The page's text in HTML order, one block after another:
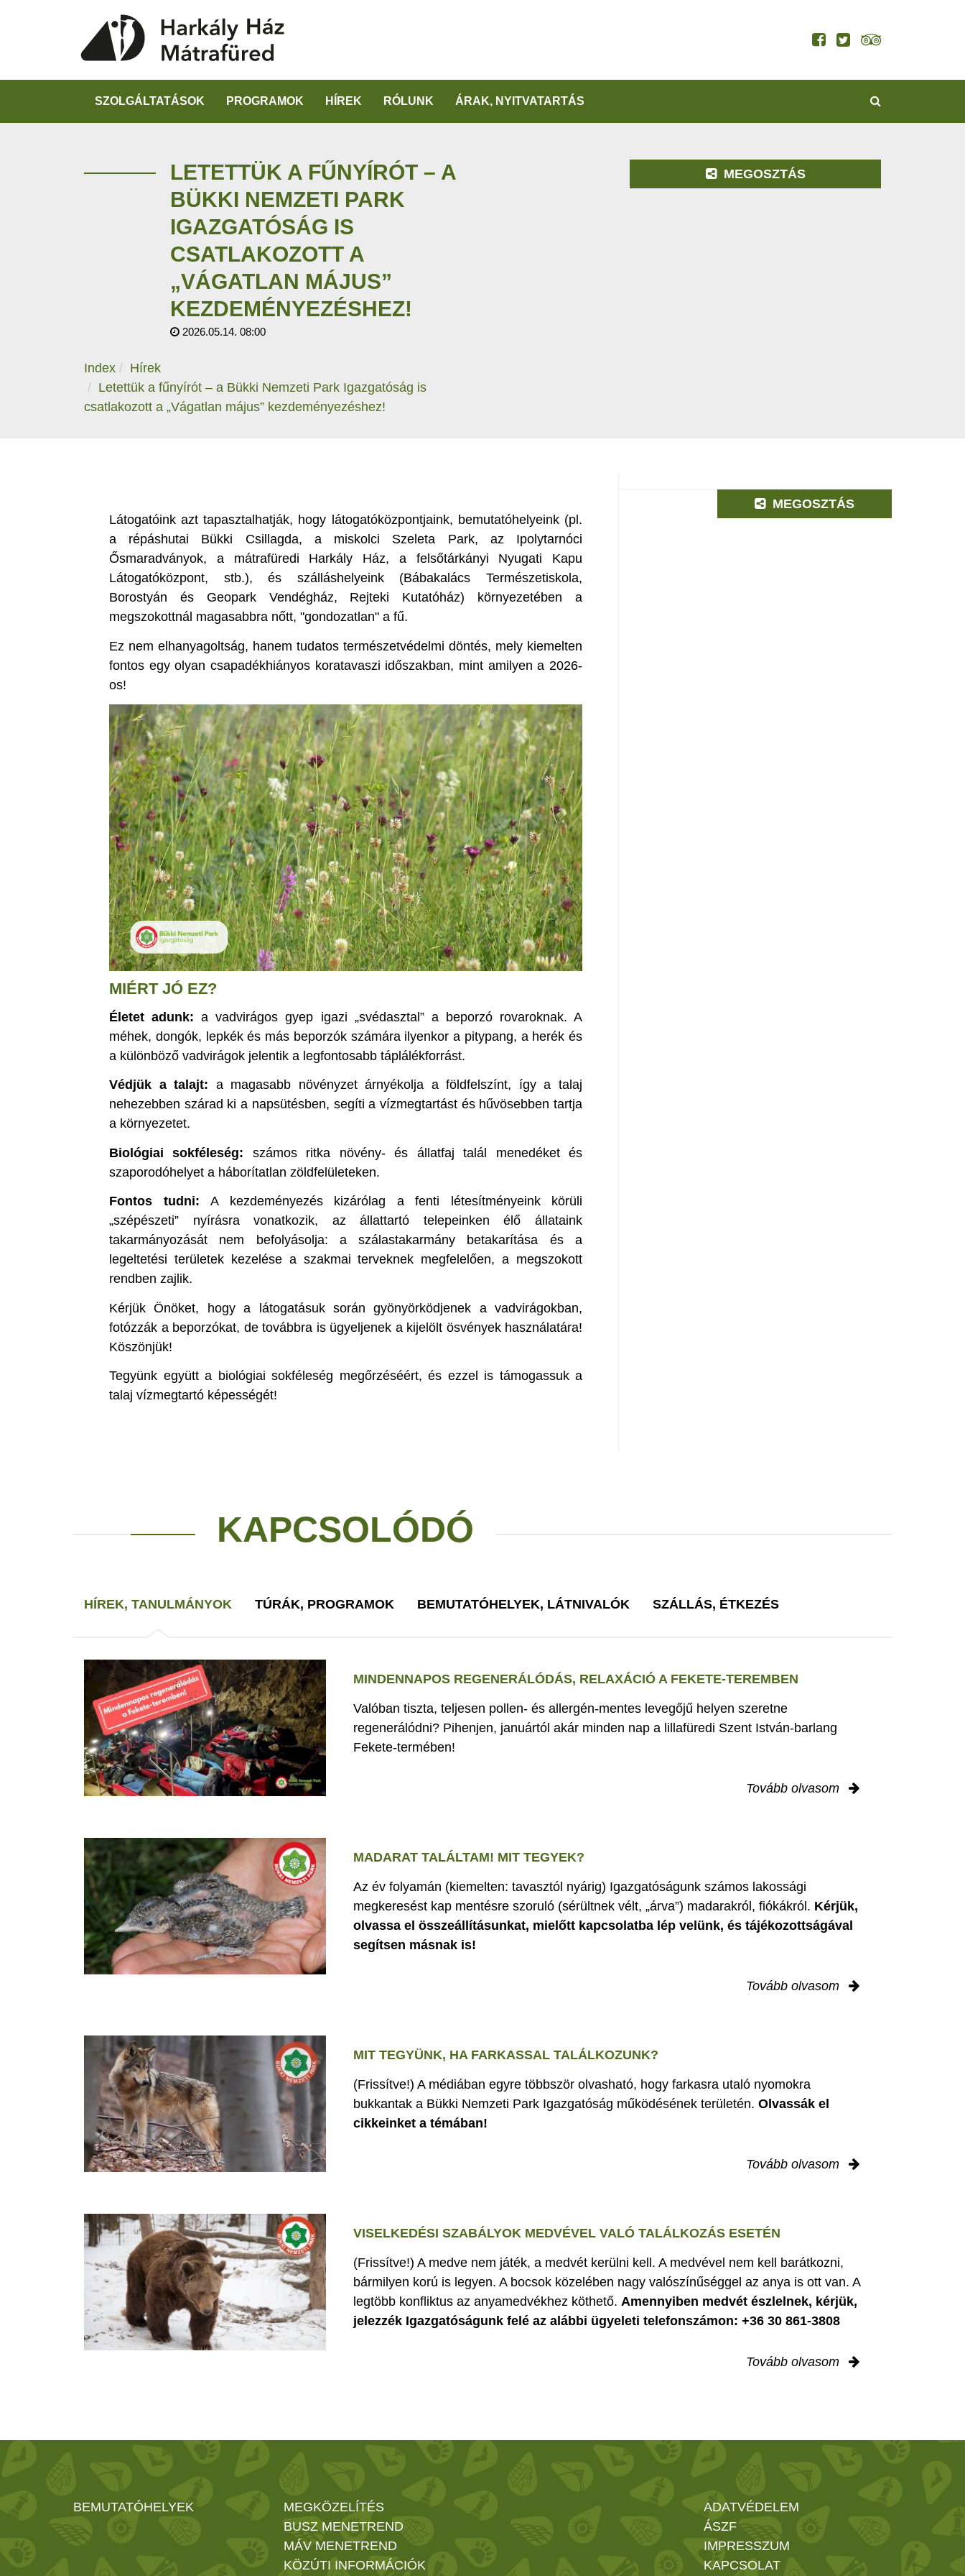
SZOLGÁLTATÁSOK PROGRAMOK HÍREK RÓLUNK ÁRAK, NYITVATARTÁS
LETETTÜK A FŰNYÍRÓT – A
BÜKKI NEMZETI PARK
IGAZGATÓSÁG IS
CSATLAKOZOTT A
„VÁGATLAN MÁJUS”
KEZDEMÉNYEZÉSHEZ!
2026.05.14. 08:00
Index
Hírek
Letettük a fűnyírót – a Bükki Nemzeti Park Igazgatóság is
csatlakozott a „Vágatlan május” kezdeményezéshez!
MEGOSZTÁS
Látogatóink azt tapasztalhatják, hogy látogatóközpontjaink, bemutatóhelyeink (pl.
a répáshutai Bükki Csillagda, a miskolci Szeleta Park, az Ipolytarnóci
Ősmaradványok, a mátrafüredi Harkály Ház, a felsőtárkányi Nyugati Kapu
Látogatóközpont, stb.), és szálláshelyeink (Bábakalács Természetiskola,
Borostyán és Geopark Vendégház, Rejteki Kutatóház) környezetében a
megszokottnál magasabbra nőtt, "gondozatlan" a fű.
Ez nem elhanyagoltság, hanem tudatos természetvédelmi döntés, mely kiemelten
fontos egy olyan csapadékhiányos koratavaszi időszakban, mint amilyen a 2026-
os!
MIÉRT JÓ EZ?
Életet adunk: a vadvirágos gyep igazi „svédasztal” a beporzó rovaroknak. A
méhek, dongók, lepkék és más beporzók számára ilyenkor a pitypang, a herék és
a különböző vadvirágok jelentik a legfontosabb táplálékforrást.
Védjük a talajt: a magasabb növényzet árnyékolja a földfelszínt, így a talaj
nehezebben szárad ki a napsütésben, segíti a vízmegtartást és hűvösebben tartja
a környezetet.
Biológiai sokféleség: számos ritka növény- és állatfaj talál menedéket és
szaporodóhelyet a háborítatlan zöldfelületeken.
Fontos tudni: A kezdeményezés kizárólag a fenti létesítményeink körüli
„szépészeti” nyírásra vonatkozik, az állattartó telepeinken élő állataink
takarmányozását nem befolyásolja: a szálastakarmány betakarítása és a
legeltetési területek kezelése a szakmai terveknek megfelelően, a megszokott
rendben zajlik.
Kérjük Önöket, hogy a látogatásuk során gyönyörködjenek a vadvirágokban,
fotózzák a beporzókat, de továbbra is ügyeljenek a kijelölt ösvények használatára!
Köszönjük!
Tegyünk együtt a biológiai sokféleség megőrzéséért, és ezzel is támogassuk a
talaj vízmegtartó képességét!
MEGOSZTÁS
KAPCSOLÓDÓ
HÍREK, TANULMÁNYOK TÚRÁK, PROGRAMOK BEMUTATÓHELYEK, LÁTNIVALÓK SZÁLLÁS, ÉTKEZÉS
MINDENNAPOS REGENERÁLÓDÁS, RELAXÁCIÓ A FEKETE-TEREMBEN
Valóban tiszta, teljesen pollen- és allergén-mentes levegőjű helyen szeretne
regenerálódni? Pihenjen, januártól akár minden nap a lillafüredi Szent István-barlang
Fekete-termében!
Tovább olvasom
MADARAT TALÁLTAM! MIT TEGYEK?
Az év folyamán (kiemelten: tavasztól nyárig) Igazgatóságunk számos lakossági
megkeresést kap mentésre szoruló (sérültnek vélt, „árva”) madarakról, fiókákról. Kérjük,
olvassa el összeállításunkat, mielőtt kapcsolatba lép velünk, és tájékozottságával
segítsen másnak is!
Tovább olvasom
MIT TEGYÜNK, HA FARKASSAL TALÁLKOZUNK?
(Frissítve!) A médiában egyre többször olvasható, hogy farkasra utaló nyomokra
bukkantak a Bükki Nemzeti Park Igazgatóság működésének területén. Olvassák el
cikkeinket a témában!
Tovább olvasom
VISELKEDÉSI SZABÁLYOK MEDVÉVEL VALÓ TALÁLKOZÁS ESETÉN
(Frissítve!) A medve nem játék, a medvét kerülni kell. A medvével nem kell barátkozni,
bármilyen korú is legyen. A bocsok közelében nagy valószínűséggel az anya is ott van. A
legtöbb konfliktus az anyamedvékhez köthető. Amennyiben medvét észlelnek, kérjük,
jelezzék Igazgatóságunk felé az alábbi ügyeleti telefonszámon: +36 30 861-3808
Tovább olvasom
BEMUTATÓHELYEK
MEGKÖZELÍTÉS
BUSZ MENETREND
MÁV MENETREND
KÖZÚTI INFORMÁCIÓK
ADATVÉDELEM
ÁSZF
IMPRESSZUM
KAPCSOLAT